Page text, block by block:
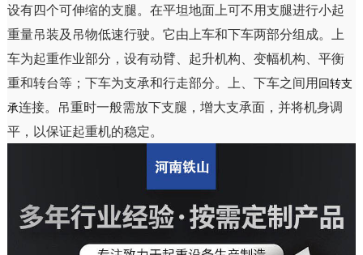
设有四个可伸缩的支腿。在平坦地面上可不用支腿进行小起
重量吊装及吊物低速行驶。它由上车和下车两部分组成。上
车为起重作业部分，设有动臂、起升机构、变幅机构、平衡
重和转台等；下车为支承和行走部分。上、下车之间用回转支
承连接。吊重时一般需放下支腿，增大支承面，并将机身调
平，以保证起重机的稳定。